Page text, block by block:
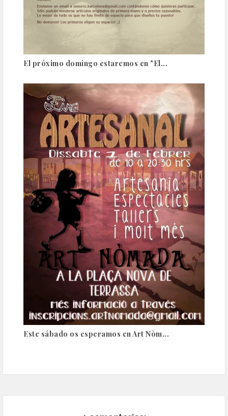
El próximo domingo estaremos en "El...
Este sábado os esperamos en Art Nòm...